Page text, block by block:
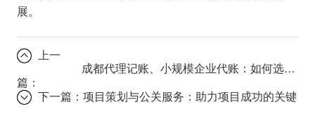
展。
上一
篇：
成都代理记账、小规模企业代账：如何选择合适的服务？
下一篇：项目策划与公关服务：助力项目成功的关键